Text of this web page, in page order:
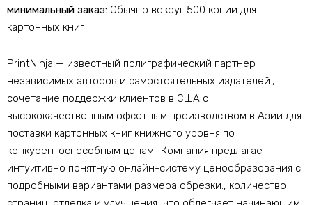
минимальный заказ: Обычно вокруг 500 копии для
картонных книг
PrintNinja — известный полиграфический партнер
независимых авторов и самостоятельных издателей.,
сочетание поддержки клиентов в США с
высококачественным офсетным производством в Азии для
поставки картонных книг книжного уровня по
конкурентоспособным ценам.. Компания предлагает
интуитивно понятную онлайн-систему ценообразования с
подробными вариантами размера обрезки., количество